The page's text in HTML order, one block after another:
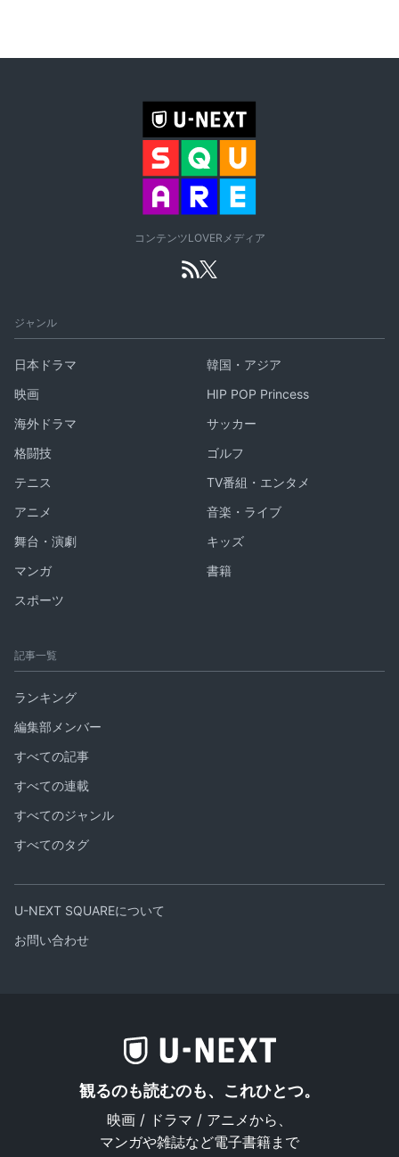
コンテンツLOVERメディア
ジャンル
日本ドラマ
韓国・アジア
映画
HIP POP Princess
海外ドラマ
サッカー
格闘技
ゴルフ
テニス
TV番組・エンタメ
アニメ
音楽・ライブ
舞台・演劇
キッズ
マンガ
書籍
スポーツ
記事一覧
ランキング
編集部メンバー
すべての記事
すべての連載
すべてのジャンル
すべてのタグ
U-NEXT SQUAREについて
お問い合わせ
観るのも読むのも、これひとつ。
映画 / ドラマ / アニメから、
マンガや雑誌など電子書籍まで